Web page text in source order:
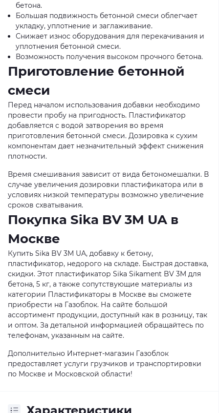
бетона.
Большая подвижность бетонной смеси облегчает
укладку, уплотнение и заглаживание.
Снижает износ оборудования для перекачивания и
уплотнения бетонной смеси.
Возможность получения высоком прочного бетона.
Приготовление бетонной
смеси
Перед началом использования добавки необходимо
провести пробу на пригодность. Пластификатор
добавляется с водой затворения во время
приготовления бетонной смеси. Дозировка к сухим
компонентам дает незначительный эффект снижения
плотности.
Время смешивания зависит от вида бетономешалки. В
случае увеличения дозировки пластификатора или в
условиях низкой температуры возможно увеличение
сроков схватывания.
Покупка Sika BV 3M UA в
Москве
Купить Sika BV 3M UA, добавку к бетону,
пластификатор, недорого на складе. Быстрая доставка,
скидки. Этот пластификатор Sika Sikament BV 3M для
бетона, 5 кг, а также сопутствующие материалы из
категории Пластификаторы в Москве вы сможете
приобрести на Газоблок. На сайте большой
ассортимент продукции, доступный как в розницу, так
и оптом. За детальной информацией обращайтесь по
телефонам, указанным на сайте.
Дополнительно Интернет-магазин Газоблок
предоставляет услуги грузчиков и транспортировки
по Москве и Московской области!